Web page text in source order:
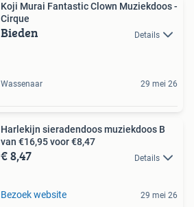
Koji Murai Fantastic Clown Muziekdoos -
Cirque
Bieden Details
Wassenaar 29 mei 26
Harlekijn sieradendoos muziekdoos B
van €16,95 voor €8,47
€ 8,47 Details
Bezoek website 29 mei 26